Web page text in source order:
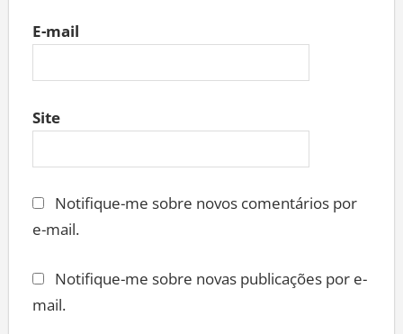
E-mail
Site
Notifique-me sobre novos comentários por
e-mail.
Notifique-me sobre novas publicações por e-
mail.